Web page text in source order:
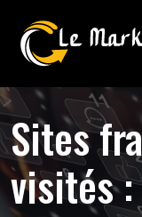
Sites
visités